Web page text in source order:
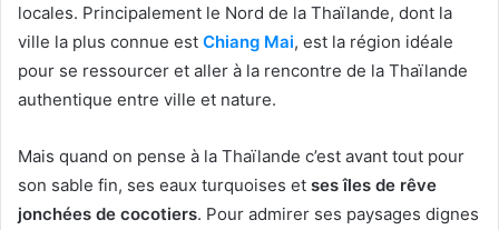
locales. Principalement le Nord de la Thaïlande, dont la
ville la plus connue est Chiang Mai, est la région idéale
pour se ressourcer et aller à la rencontre de la Thaïlande
authentique entre ville et nature.
Mais quand on pense à la Thaïlande c’est avant tout pour
son sable fin, ses eaux turquoises et ses îles de rêve
jonchées de cocotiers. Pour admirer ses paysages dignes